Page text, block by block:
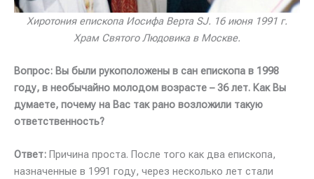
Хиротония епископа Иосифа Верта SJ. 16 июня 1991 г.
Храм Святого Людовика в Москве.
Вопрос: Вы были рукоположены в сан епископа в 1998
году, в необычайно молодом возрасте – 36 лет. Как Вы
думаете, почему на Вас так рано возложили такую
ответственность?
Ответ: Причина проста. После того как два епископа,
назначенные в 1991 году, через несколько лет стали